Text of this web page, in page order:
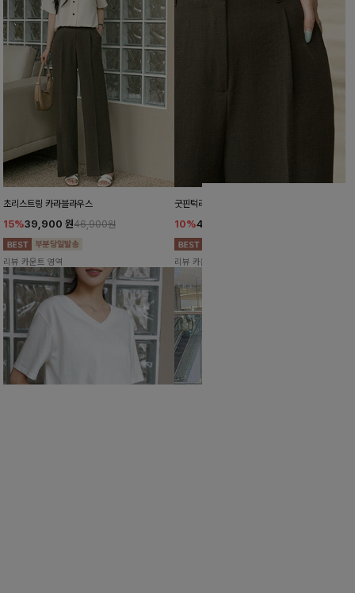
초리스트링 카라블라우스
15%39,900 원46,900원
리뷰 카운트 영역
굿핀턱라인 린넨와이드슬랙스[S,M,L사이즈]
10%43,900
리뷰 카운트 영역